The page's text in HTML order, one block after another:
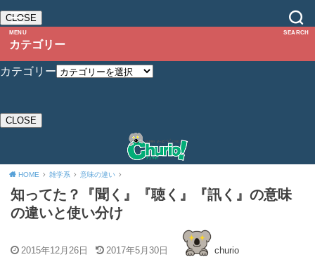
MENU
CLOSE
カテゴリー
カテゴリー
CLOSE
SEARCH
HOME 雑学系 意味の違い
知ってた？『聞く』『聴く』『訊く』の意味
の違いと使い分け
2015年12月26日 2017年5月30日 churio